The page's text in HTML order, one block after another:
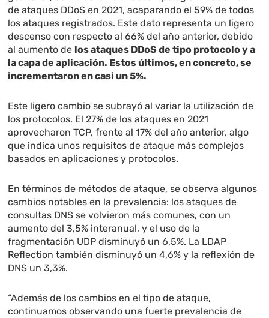
de ataques DDoS en 2021, acaparando el 59% de todos
los ataques registrados. Este dato representa un ligero
descenso con respecto al 66% del año anterior, debido
al aumento de los ataques DDoS de tipo protocolo y a
la capa de aplicación. Estos últimos, en concreto, se
incrementaron en casi un 5%.
Este ligero cambio se subrayó al variar la utilización de
los protocolos. El 27% de los ataques en 2021
aprovecharon TCP, frente al 17% del año anterior, algo
que indica unos requisitos de ataque más complejos
basados ​​en aplicaciones y protocolos.
En términos de métodos de ataque, se observa algunos
cambios notables en la prevalencia: los ataques de
consultas DNS se volvieron más comunes, con un
aumento del 3,5% interanual, y el uso de la
fragmentación UDP disminuyó un 6,5%. La LDAP
Reflection también disminuyó un 4,6% y la reflexión de
DNS un 3,3%.
“Además de los cambios en el tipo de ataque,
continuamos observando una fuerte prevalencia de